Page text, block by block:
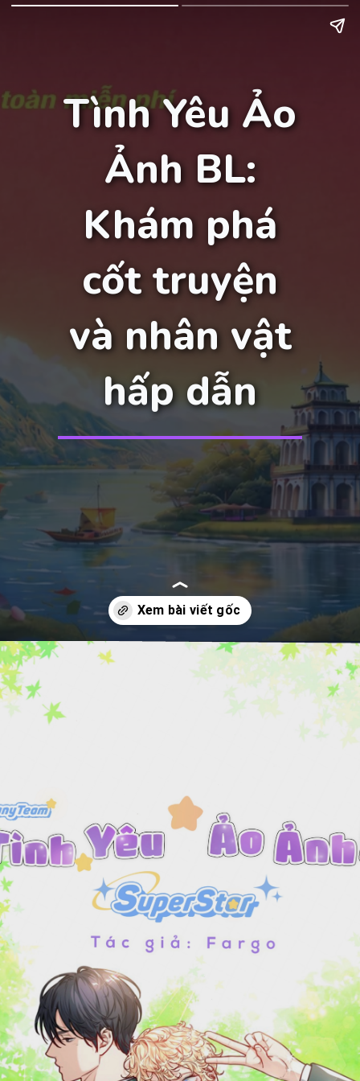
Tình Yêu Ảo
Ảnh BL:
Khám phá
cốt truyện
và nhân vật
hấp dẫn
https://manhua.edu.vn/tinh-yeu-ao-anh-bl